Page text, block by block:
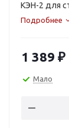
КЭН-2 для
Подробнее
1 389 ₽
Мало